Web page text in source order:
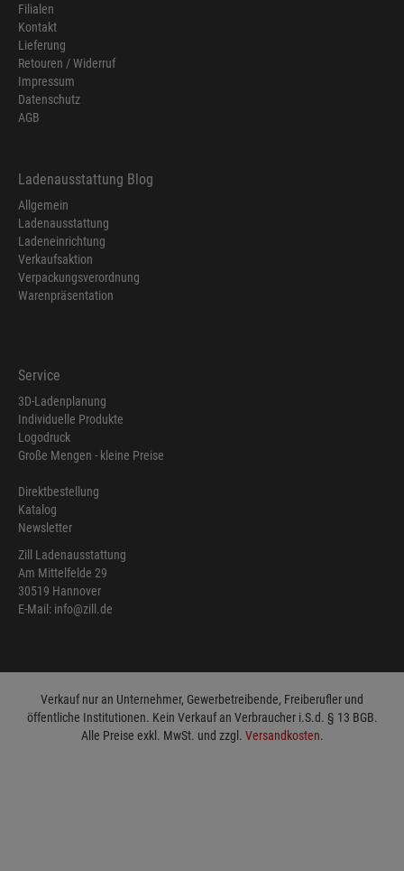
Filialen
Kontakt
Lieferung
Retouren / Widerruf
Impressum
Datenschutz
AGB
Ladenausstattung Blog
Allgemein
Ladenausstattung
Ladeneinrichtung
Verkaufsaktion
Verpackungsverordnung
Warenpräsentation
Service
3D-Ladenplanung
Individuelle Produkte
Logodruck
Große Mengen - kleine Preise
Direktbestellung
Katalog
Newsletter
Zill Ladenausstattung
Am Mittelfelde 29
30519 Hannover
E-Mail: info@zill.de
Verkauf nur an Unternehmer, Gewerbetreibende, Freiberufler und
öffentliche Institutionen. Kein Verkauf an Verbraucher i.S.d. § 13 BGB.
Alle Preise exkl. MwSt. und zzgl. Versandkosten.